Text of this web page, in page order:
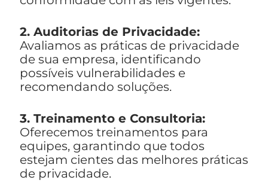
2. Auditorias de Privacidade:
Avaliamos as práticas de privacidade
de sua empresa, identificando
possíveis vulnerabilidades e
recomendando soluções.
3. Treinamento e Consultoria:
Oferecemos treinamentos para
equipes, garantindo que todos
estejam cientes das melhores práticas
de privacidade.